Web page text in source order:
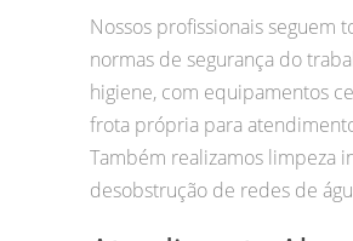
Nossos profissionais seguem
normas de segurança do
higiene, com equipamentos
frota própria para
Também realizamos limpeza
desobstrução de redes de